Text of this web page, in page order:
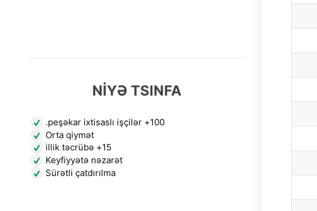
NİYƏ TSINFA
100+ peşəkar ixtisaslı işçilər.
Orta qiymət
15+ illik təcrübə
Keyfiyyətə nəzarət
Sürətli çatdırılma